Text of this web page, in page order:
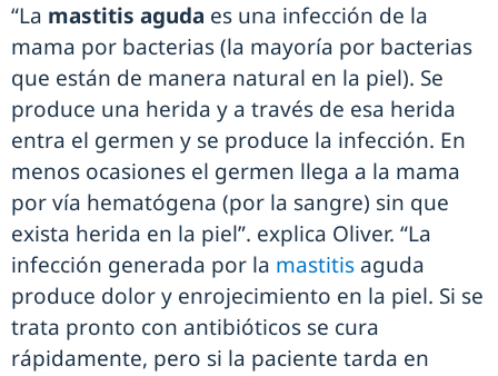
“La mastitis aguda es una infección de la
mama por bacterias (la mayoría por bacterias
que están de manera natural en la piel). Se
produce una herida y a través de esa herida
entra el germen y se produce la infección. En
menos ocasiones el germen llega a la mama
por vía hematógena (por la sangre) sin que
exista herida en la piel”. explica Oliver. “La
infección generada por la mastitis aguda
produce dolor y enrojecimiento en la piel. Si se
trata pronto con antibióticos se cura
rápidamente, pero si la paciente tarda en